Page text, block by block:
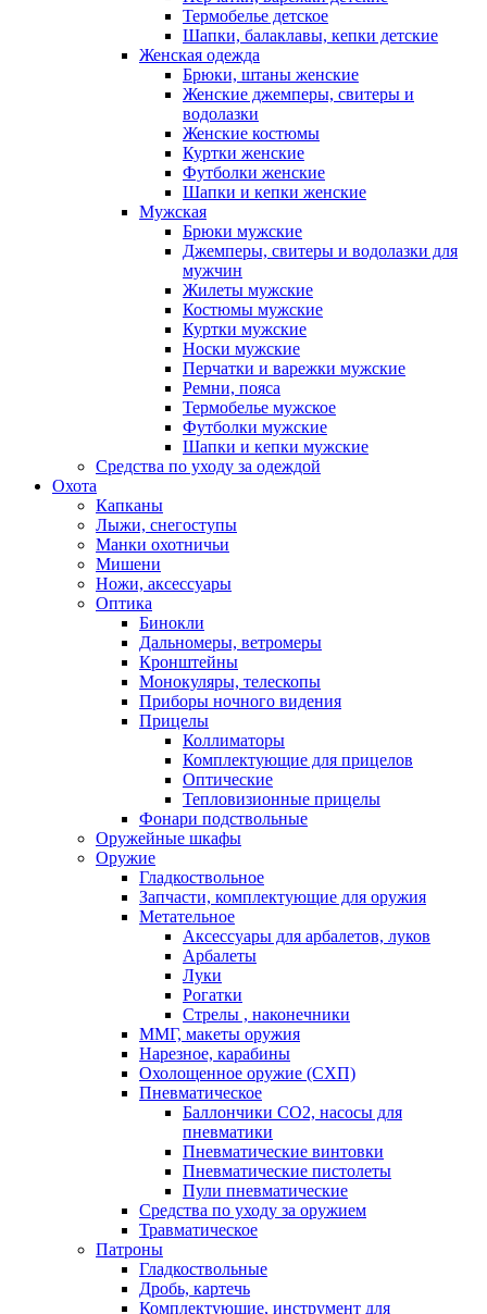
Термобелье детское
Шапки, балаклавы, кепки детские
Женская одежда
Брюки, штаны женские
Женские джемперы, свитеры и
водолазки
Женские костюмы
Куртки женские
Футболки женские
Шапки и кепки женские
Мужская
Брюки мужские
Джемперы, свитеры и водолазки для
мужчин
Жилеты мужские
Костюмы мужские
Куртки мужские
Носки мужские
Перчатки и варежки мужские
Ремни, пояса
Термобелье мужское
Футболки мужские
Шапки и кепки мужские
Средства по уходу за одеждой
Охота
Капканы
Лыжи, снегоступы
Манки охотничьи
Мишени
Ножи, аксессуары
Оптика
Бинокли
Дальномеры, ветромеры
Кронштейны
Монокуляры, телескопы
Приборы ночного видения
Прицелы
Коллиматоры
Комплектующие для прицелов
Оптические
Тепловизионные прицелы
Фонари подствольные
Оружейные шкафы
Оружие
Гладкоствольное
Запчасти, комплектующие для оружия
Метательное
Аксессуары для арбалетов, луков
Арбалеты
Луки
Рогатки
Стрелы , наконечники
ММГ, макеты оружия
Нарезное, карабины
Охолощенное оружие (СХП)
Пневматическое
Баллончики СО2, насосы для
пневматики
Пневматические винтовки
Пневматические пистолеты
Пули пневматические
Средства по уходу за оружием
Травматическое
Патроны
Гладкоствольные
Дробь, картечь
Комплектующие, инструмент для